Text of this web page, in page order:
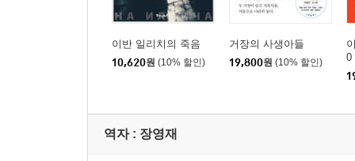
이반 일리치의 죽음
10,620원 (10% 할인)
거장의 사생아들
19,800원 (10% 할인)
0
역자 : 장영재